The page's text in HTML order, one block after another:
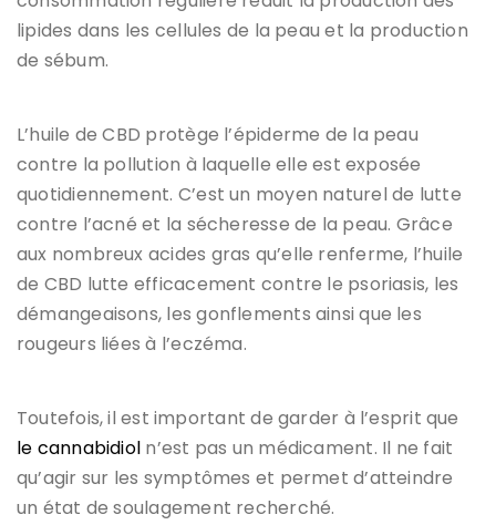
lipides dans les cellules de la peau et la production
de sébum.
L’huile de CBD protège l’épiderme de la peau
contre la pollution à laquelle elle est exposée
quotidiennement. C’est un moyen naturel de lutte
contre l’acné et la sécheresse de la peau. Grâce
aux nombreux acides gras qu’elle renferme, l’huile
de CBD lutte efficacement contre le psoriasis, les
démangeaisons, les gonflements ainsi que les
rougeurs liées à l’eczéma.
Toutefois, il est important de garder à l’esprit que
le cannabidiol n’est pas un médicament. Il ne fait
qu’agir sur les symptômes et permet d’atteindre
un état de soulagement recherché.